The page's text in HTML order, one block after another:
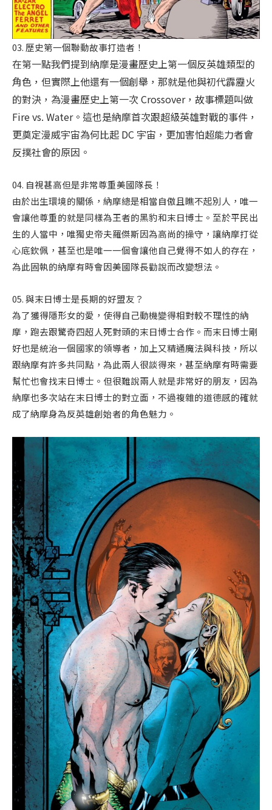
03. 歷史第一個聯動故事打造者！
在第一點我們提到納摩是漫畫歷史上第一個反英雄類型的
角色，但實際上他還有一個創舉，那就是他與初代霹靂火
的對決，為漫畫歷史上第一次 Crossover，故事標題叫做
Fire vs. Water。這也是納摩首次跟超級英雄對戰的事件，
更奠定漫威宇宙為何比起 DC 宇宙，更加害怕超能力者會
反撲社會的原因。
04. 自視甚高但是非常尊重美國隊長！
由於出生環境的關係，納摩總是相當自傲且瞧不起別人，唯一
會讓他尊重的就是同樣為王者的黑豹和末日博士。至於平民出
生的人當中，唯獨史帝夫羅傑斯因為高尚的操守，讓納摩打從
心底欽佩，甚至也是唯一一個會讓他自己覺得不如人的存在，
為此固執的納摩有時會因美國隊長勸說而改變想法。
05. 與末日博士是長期的好盟友？
為了獲得隱形女的愛，使得自己動機變得相對較不理性的納
摩，跑去跟驚奇四超人死對頭的末日博士合作。而末日博士剛
好也是統治一個國家的領導者，加上又精通魔法與科技，所以
跟納摩有許多共同點，為此兩人很談得來，甚至納摩有時需要
幫忙也會找末日博士。但很難說兩人就是非常好的朋友，因為
納摩也多次站在末日博士的對立面，不過複雜的道德感的確就
成了納摩身為反英雄創始者的角色魅力。